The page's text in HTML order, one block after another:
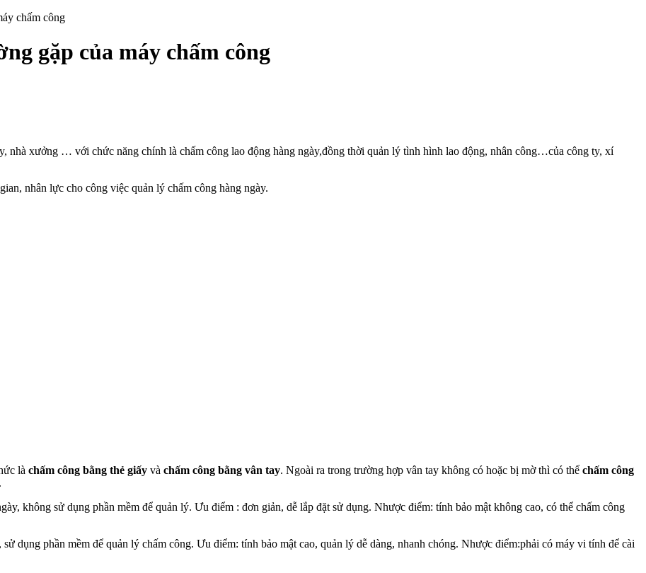
chấm công
gặp của máy chấm công
nhà xưởng … với chức năng chính là chấm công lao động hàng ngày,đồng thời quản lý tình hình lao động, nhân công…của công ty, xí
nhân lực cho công việc quản lý chấm công hàng ngày.
là chấm công bằng thẻ giấy và chấm công bằng vân tay. Ngoài ra trong trường hợp vân tay không có hoặc bị mờ thì có thể chấm công
không sử dụng phần mềm để quản lý. Ưu điểm : đơn giản, dễ lắp đặt sử dụng. Nhược điểm: tính bảo mật không cao, có thể chấm công
dụng phần mềm để quản lý chấm công. Ưu điểm: tính bảo mật cao, quản lý dễ dàng, nhanh chóng. Nhược điểm:phải có máy vi tính để cài